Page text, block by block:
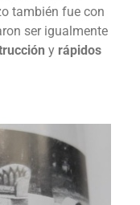
también fue con
ser igualmente
y rápidos